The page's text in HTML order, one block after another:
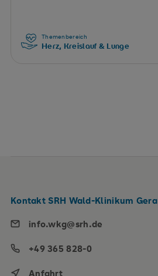
Themenbereich
Herz, Kreislauf & Lunge
Kontakt SRH Wald-Klinikum Gera
info.wkg@srh.de
+49 365 828-0
Anfahrt